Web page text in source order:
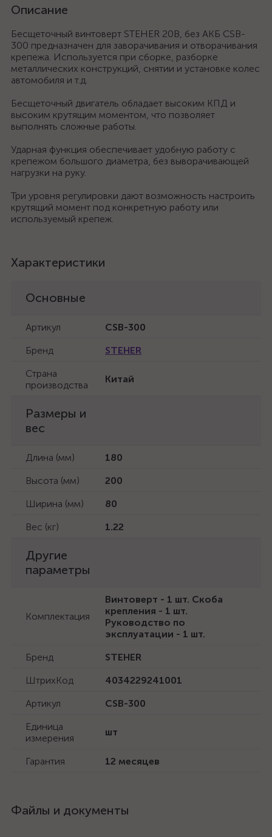
Описание
Бесщеточный винтоверт STEHER 20В, без АКБ CSB-
300 предназначен для заворачивания и отворачивания
крепежа. Используется при сборке, разборке
металлических конструкций, снятии и установке колес
автомобиля и т.д.
Бесщеточный двигатель обладает высоким КПД и
высоким крутящим моментом, что позволяет
выполнять сложные работы.
Ударная функция обеспечивает удобную работу с
крепежом большого диаметра, без выворачивающей
нагрузки на руку.
Три уровня регулировки дают возможность настроить
крутящий момент под конкретную работу или
используемый крепеж.
Характеристики
Основные
Артикул
CSB-300
Бренд
STEHER
Страна
производства
Китай
Размеры и
вес
Длина (мм)
180
Высота (мм)
200
Ширина (мм)
80
Вес (кг)
1.22
Другие
параметры
Комплектация
Винтоверт - 1 шт. Скоба
крепления - 1 шт.
Руководство по
эксплуатации - 1 шт.
Бренд
STEHER
ШтрихКод
4034229241001
Артикул
CSB-300
Единица
измерения
шт
Гарантия 12 месяцев
Файлы и документы